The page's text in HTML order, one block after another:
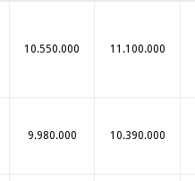
10.550.000 11.100.000
9.980.000 10.390.000